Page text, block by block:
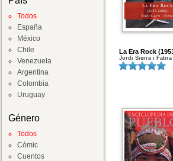
Todos
España
México
Chile
Venezuela
Argentina
Colombia
Uruguay
Género
Todos
Cómic
Cuentos
La Era Rock
Jordi Sierra i Fabra